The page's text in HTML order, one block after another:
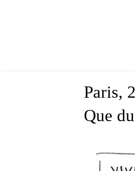
Paris,
Que